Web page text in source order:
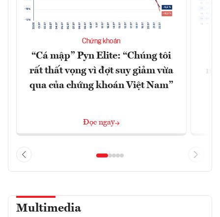
Chứng khoán
“Cá mập” Pyn Elite: “Chúng tôi
rất thất vọng vì đợt suy giảm vừa
qua của chứng khoán Việt Nam”
Đọc ngay
Multimedia